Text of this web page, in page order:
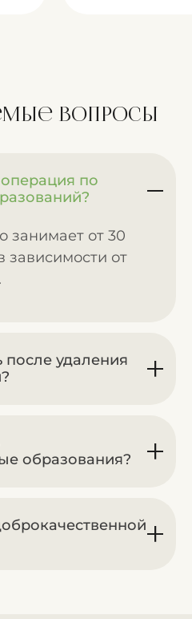
вопросы
по
занимает от 30
зависимости от
после удаления
образования?